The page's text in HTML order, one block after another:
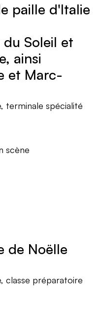
paille d'Italie
Soleil et
ainsi
et Marc-
terminale spécialité
scène
de Noëlle
classe préparatoire